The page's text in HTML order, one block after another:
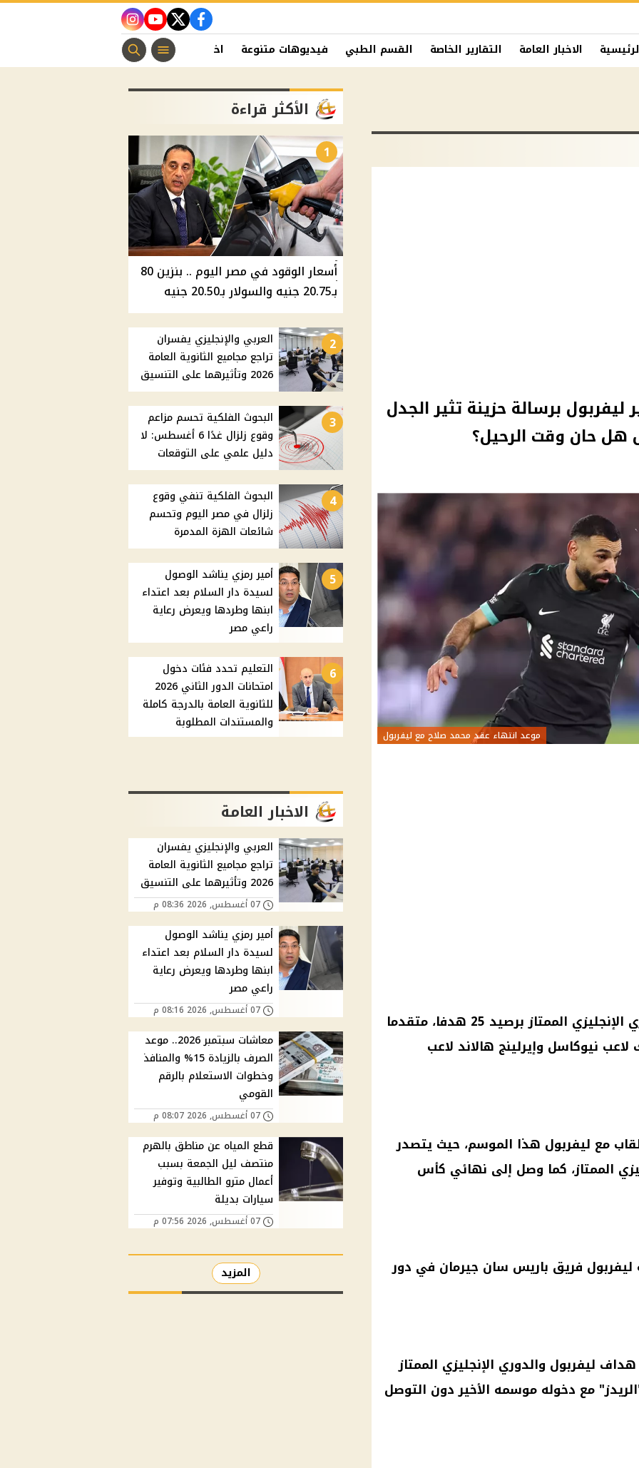
facebook
twitter
youtube
instagram
الاخبار العامة التقارير الخاصة القسم الطبي فيديوهات متنوعة اخبار الفن منوعات مسيحية
برسالة حزينة تثير الجدل
هل حان وقت الرحيل؟
موعد انتهاء عقد محمد صلاح مع ليفربول
يتصدر صلاح ترتيب هدافي الدوري الإنجليزي الممتاز برصيد 25 هدفا، متقدما
نيوكاسل وإيرلينج هالاند لاعب
مع ليفربول هذا الموسم، حيث يتصدر
الممتاز، كما وصل إلى نهائي كأس
ليفربول فريق باريس سان جيرمان في دور
ليفربول والدوري الإنجليزي الممتاز
مع دخوله موسمه الأخير دون التوصل
الأكثر قراءة
1
أسعار الوقود في مصر اليوم .. بنزين 80
بـ20.75 جنيه والسولار بـ20.50 جنيه
2
العربي والإنجليزي يفسران
تراجع مجاميع الثانوية العامة
2026 وتأثيرهما على التنسيق
3
البحوث الفلكية تحسم مزاعم
وقوع زلزال غدًا 6 أغسطس: لا
دليل علمي على التوقعات
4
البحوث الفلكية تنفي وقوع
زلزال في مصر اليوم وتحسم
شائعات الهزة المدمرة
5
أمير رمزي يناشد الوصول
لسيدة دار السلام بعد اعتداء
ابنها وطردها ويعرض رعاية
راعي مصر
6
التعليم تحدد فئات دخول
امتحانات الدور الثاني 2026
للثانوية العامة بالدرجة كاملة
والمستندات المطلوبة
الاخبار العامة
العربي والإنجليزي يفسران
تراجع مجاميع الثانوية العامة
2026 وتأثيرهما على التنسيق
07 أغسطس, 2026 08:36 م
أمير رمزي يناشد الوصول
لسيدة دار السلام بعد اعتداء
ابنها وطردها ويعرض رعاية
راعي مصر
07 أغسطس, 2026 08:16 م
معاشات سبتمبر 2026.. موعد
الصرف بالزيادة 15% والمنافذ
وخطوات الاستعلام بالرقم
القومي
07 أغسطس, 2026 08:07 م
قطع المياه عن مناطق بالهرم
منتصف ليل الجمعة بسبب
أعمال مترو الطالبية وتوفير
سيارات بديلة
07 أغسطس, 2026 07:56 م
المزيد